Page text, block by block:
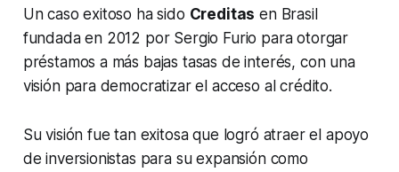
Un caso exitoso ha sido Creditas en Brasil
fundada en 2012 por Sergio Furio para otorgar
préstamos a más bajas tasas de interés, con una
visión para democratizar el acceso al crédito.
Su visión fue tan exitosa que logró atraer el apoyo
de inversionistas para su expansión como